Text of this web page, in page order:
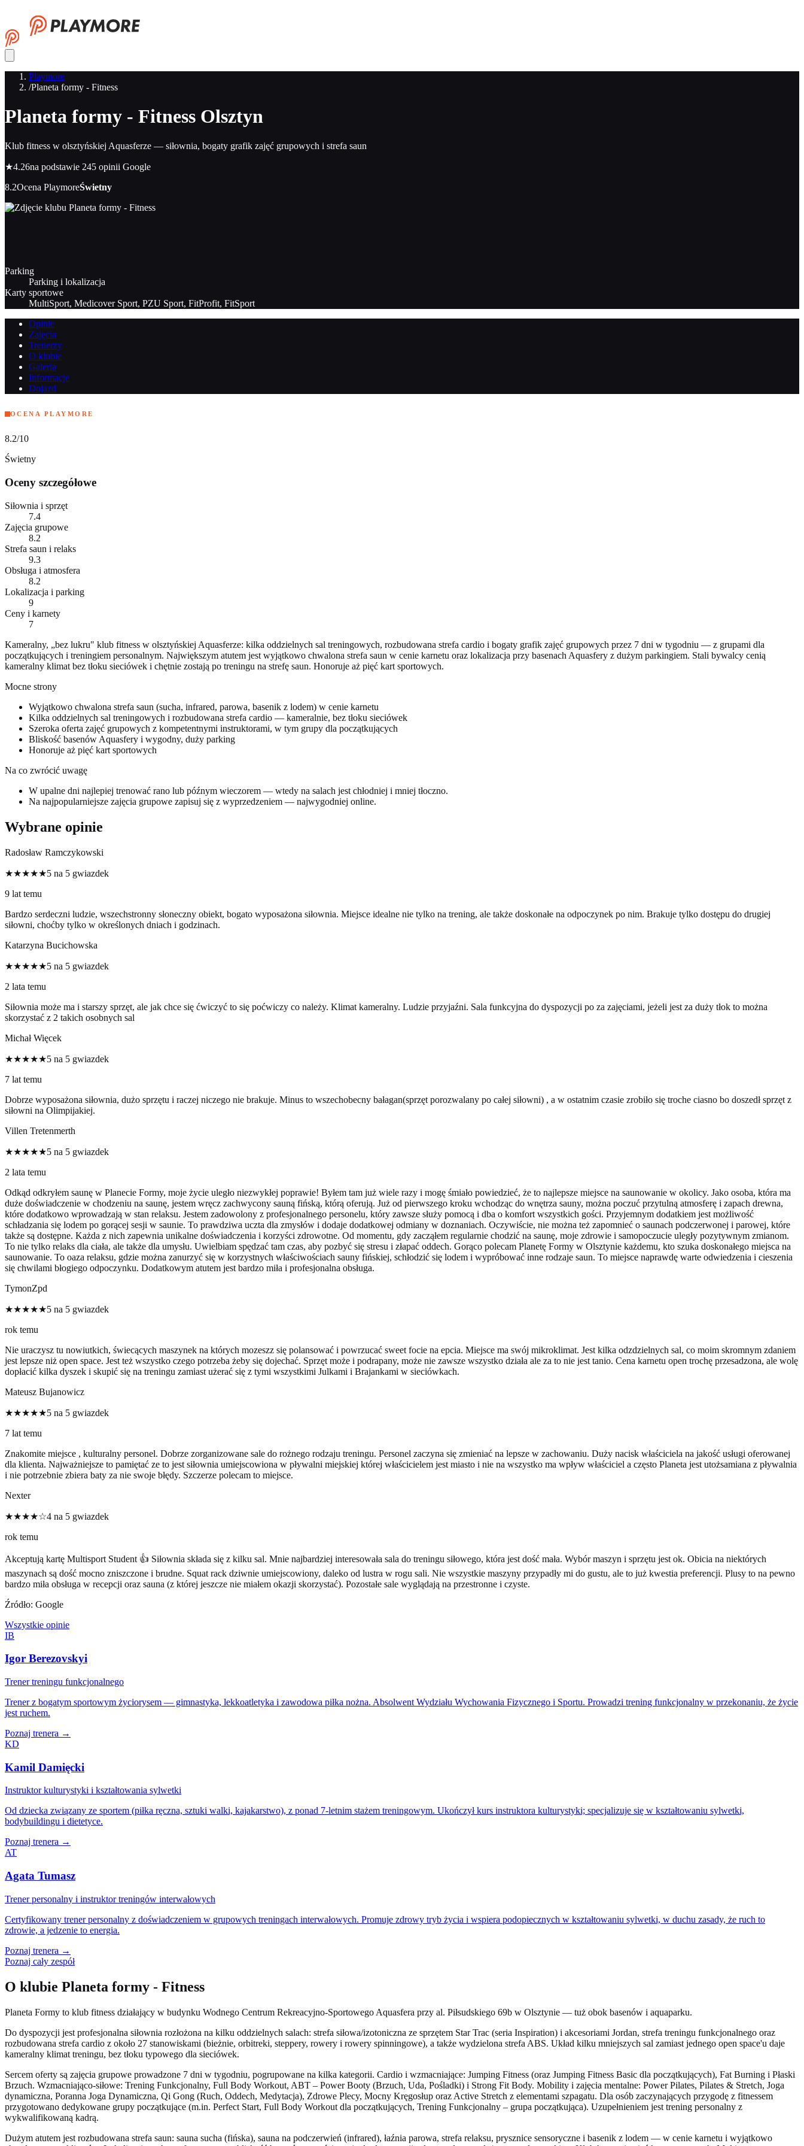
Playmore
/Planeta formy - Fitness
Planeta formy - Fitness Olsztyn
Klub fitness w olsztyńskiej Aquasferze — siłownia, bogaty grafik zajęć grupowych i strefa saun
★4.26na podstawie 245 opinii Google
8.2Ocena PlaymoreŚwietny
Parking
Parking i lokalizacja
Karty sportowe
MultiSport, Medicover Sport, PZU Sport, FitProfit, FitSport
Opinie
Zajęcia
Trenerzy
O klubie
Galeria
Informacje
Dojazd
OCENA PLAYMORE
8.2/10
Świetny
Oceny szczegółowe
Siłownia i sprzęt
7.4
Zajęcia grupowe
8.2
Strefa saun i relaks
9.3
Obsługa i atmosfera
8.2
Lokalizacja i parking
9
Ceny i karnety
7
Kameralny, „bez lukru" klub fitness w olsztyńskiej Aquasferze: kilka oddzielnych sal treningowych, rozbudowana strefa cardio i bogaty grafik zajęć grupowych przez 7 dni w tygodniu — z grupami dla
początkujących i treningiem personalnym. Największym atutem jest wyjątkowo chwalona strefa saun w cenie karnetu oraz lokalizacja przy basenach Aquasfery z dużym parkingiem. Stali bywalcy cenią
kameralny klimat bez tłoku sieciówek i chętnie zostają po treningu na strefę saun. Honoruje aż pięć kart sportowych.
Mocne strony
Wyjątkowo chwalona strefa saun (sucha, infrared, parowa, basenik z lodem) w cenie karnetu
Kilka oddzielnych sal treningowych i rozbudowana strefa cardio — kameralnie, bez tłoku sieciówek
Szeroka oferta zajęć grupowych z kompetentnymi instruktorami, w tym grupy dla początkujących
Bliskość basenów Aquasfery i wygodny, duży parking
Honoruje aż pięć kart sportowych
Na co zwrócić uwagę
W upalne dni najlepiej trenować rano lub późnym wieczorem — wtedy na salach jest chłodniej i mniej tłoczno.
Na najpopularniejsze zajęcia grupowe zapisuj się z wyprzedzeniem — najwygodniej online.
Wybrane opinie
Radosław Ramczykowski
★★★★★5 na 5 gwiazdek
9 lat temu
Bardzo serdeczni ludzie, wszechstronny słoneczny obiekt, bogato wyposażona siłownia. Miejsce idealne nie tylko na trening, ale także doskonałe na odpoczynek po nim. Brakuje tylko dostępu do drugiej
siłowni, choćby tylko w określonych dniach i godzinach.
Katarzyna Bucichowska
★★★★★5 na 5 gwiazdek
2 lata temu
Siłownia może ma i starszy sprzęt, ale jak chce się ćwiczyć to się poćwiczy co należy. Klimat kameralny. Ludzie przyjaźni. Sala funkcyjna do dyspozycji po za zajęciami, jeżeli jest za duży tłok to można
skorzystać z 2 takich osobnych sal
Michał Więcek
★★★★★5 na 5 gwiazdek
7 lat temu
Dobrze wyposażona siłownia, dużo sprzętu i raczej niczego nie brakuje. Minus to wszechobecny bałagan(sprzęt porozwalany po całej siłowni) , a w ostatnim czasie zrobiło się troche ciasno bo doszedł sprzęt z
siłowni na Olimpijakiej.
Villen Tretenmerth
★★★★★5 na 5 gwiazdek
2 lata temu
Odkąd odkryłem saunę w Planecie Formy, moje życie uległo niezwykłej poprawie! Byłem tam już wiele razy i mogę śmiało powiedzieć, że to najlepsze miejsce na saunowanie w okolicy. Jako osoba, która ma
duże doświadczenie w chodzeniu na saunę, jestem wręcz zachwycony sauną fińską, którą oferują. Już od pierwszego kroku wchodząc do wnętrza sauny, można poczuć przytulną atmosferę i zapach drewna,
które dodatkowo wprowadzają w stan relaksu. Jestem zadowolony z profesjonalnego personelu, który zawsze służy pomocą i dba o komfort wszystkich gości. Przyjemnym dodatkiem jest możliwość
schładzania się lodem po gorącej sesji w saunie. To prawdziwa uczta dla zmysłów i dodaje dodatkowej odmiany w doznaniach. Oczywiście, nie można też zapomnieć o saunach podczerwonej i parowej, które
także są dostępne. Każda z nich zapewnia unikalne doświadczenia i korzyści zdrowotne. Od momentu, gdy zacząłem regularnie chodzić na saunę, moje zdrowie i samopoczucie uległy pozytywnym zmianom.
To nie tylko relaks dla ciała, ale także dla umysłu. Uwielbiam spędzać tam czas, aby pozbyć się stresu i złapać oddech. Gorąco polecam Planetę Formy w Olsztynie każdemu, kto szuka doskonałego miejsca na
saunowanie. To oaza relaksu, gdzie można zanurzyć się w korzystnych właściwościach sauny fińskiej, schłodzić się lodem i wypróbować inne rodzaje saun. To miejsce naprawdę warte odwiedzenia i cieszenia
się chwilami błogiego odpoczynku. Dodatkowym atutem jest bardzo miła i profesjonalna obsługa.
TymonZpd
★★★★★5 na 5 gwiazdek
rok temu
Nie uraczysz tu nowiutkich, świecących maszynek na których mozeszz się polansować i powrzucać sweet focie na epcia. Miejsce ma swój mikroklimat. Jest kilka odzdzielnych sal, co moim skromnym zdaniem
jest lepsze niż open space. Jest też wszystko czego potrzeba żeby się dojechać. Sprzęt może i podrapany, może nie zawsze wszystko działa ale za to nie jest tanio. Cena karnetu open trochę przesadzona, ale wolę
dopłacić kilka dyszek i skupić się na treningu zamiast użerać się z tymi wszystkimi Julkami i Brajankami w sieciówkach.
Mateusz Bujanowicz
★★★★★5 na 5 gwiazdek
7 lat temu
Znakomite miejsce , kulturalny personel. Dobrze zorganizowane sale do rożnego rodzaju treningu. Personel zaczyna się zmieniać na lepsze w zachowaniu. Duży nacisk właściciela na jakość usługi oferowanej
dla klienta. Najważniejsze to pamiętać ze to jest siłownia umiejscowiona w pływalni miejskiej której właścicielem jest miasto i nie na wszystko ma wpływ właściciel a często Planeta jest utożsamiana z pływalnia
i nie potrzebnie zbiera baty za nie swoje błędy. Szczerze polecam to miejsce.
Nexter
★★★★☆4 na 5 gwiazdek
rok temu
Akceptują kartę Multisport Student 👍 Siłownia składa się z kilku sal. Mnie najbardziej interesowała sala do treningu siłowego, która jest dość mała. Wybór maszyn i sprzętu jest ok. Obicia na niektórych
maszynach są dość mocno zniszczone i brudne. Squat rack dziwnie umiejscowiony, daleko od lustra w rogu sali. Nie wszystkie maszyny przypadły mi do gustu, ale to już kwestia preferencji. Plusy to na pewno
bardzo miła obsługa w recepcji oraz sauna (z której jeszcze nie miałem okazji skorzystać). Pozostałe sale wyglądają na przestronne i czyste.
Źródło: Google
Wszystkie opinie
IB
Igor Berezovskyi
Trener treningu funkcjonalnego
Trener z bogatym sportowym życiorysem — gimnastyka, lekkoatletyka i zawodowa piłka nożna. Absolwent Wydziału Wychowania Fizycznego i Sportu. Prowadzi trening funkcjonalny w przekonaniu, że życie
jest ruchem.
Poznaj trenera →
KD
Kamil Damięcki
Instruktor kulturystyki i kształtowania sylwetki
Od dziecka związany ze sportem (piłka ręczna, sztuki walki, kajakarstwo), z ponad 7-letnim stażem treningowym. Ukończył kurs instruktora kulturystyki; specjalizuje się w kształtowaniu sylwetki,
bodybuildingu i dietetyce.
Poznaj trenera →
AT
Agata Tumasz
Trener personalny i instruktor treningów interwałowych
Certyfikowany trener personalny z doświadczeniem w grupowych treningach interwałowych. Promuje zdrowy tryb życia i wspiera podopiecznych w kształtowaniu sylwetki, w duchu zasady, że ruch to
zdrowie, a jedzenie to energia.
Poznaj trenera →
Poznaj cały zespół
O klubie Planeta formy - Fitness
Planeta Formy to klub fitness działający w budynku Wodnego Centrum Rekreacyjno-Sportowego Aquasfera przy al. Piłsudskiego 69b w Olsztynie — tuż obok basenów i aquaparku.
Do dyspozycji jest profesjonalna siłownia rozłożona na kilku oddzielnych salach: strefa siłowa/izotoniczna ze sprzętem Star Trac (seria Inspiration) i akcesoriami Jordan, strefa treningu funkcjonalnego oraz
rozbudowana strefa cardio z około 27 stanowiskami (bieżnie, orbitreki, steppery, rowery i rowery spinningowe), a także wydzielona strefa ABS. Układ kilku mniejszych sal zamiast jednego open space'u daje
kameralny klimat treningu, bez tłoku typowego dla sieciówek.
Sercem oferty są zajęcia grupowe prowadzone 7 dni w tygodniu, pogrupowane na kilka kategorii. Cardio i wzmacniające: Jumping Fitness (oraz Jumping Fitness Basic dla początkujących), Fat Burning i Płaski
Brzuch. Wzmacniająco-siłowe: Trening Funkcjonalny, Full Body Workout, ABT – Power Booty (Brzuch, Uda, Pośladki) i Strong Fit Body. Mobility i zajęcia mentalne: Power Pilates, Pilates & Stretch, Joga
dynamiczna, Poranna Joga Dynamiczna, Qi Gong (Ruch, Oddech, Medytacja), Zdrowe Plecy, Mocny Kręgosłup oraz Active Stretch z elementami szpagatu. Dla osób zaczynających przygodę z fitnessem
przygotowano dedykowane grupy początkujące (m.in. Perfect Start, Full Body Workout dla początkujących, Trening Funkcjonalny – grupa początkująca). Uzupełnieniem jest trening personalny z
wykwalifikowaną kadrą.
Dużym atutem jest rozbudowana strefa saun: sauna sucha (fińska), sauna na podczerwień (infrared), łaźnia parowa, strefa relaksu, prysznice sensoryczne i basenik z lodem — w cenie karnetu i wyjątkowo